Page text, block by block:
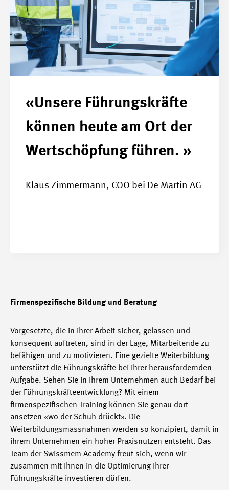
«Unsere Führungskräfte
können heute am Ort der
Wertschöpfung führen. »
Klaus Zimmermann, COO bei De Martin AG
Firmenspezifische Bildung und Beratung
Vorgesetzte, die in ihrer Arbeit sicher, gelassen und
konsequent auftreten, sind in der Lage, Mitarbeitende zu
befähigen und zu motivieren. Eine gezielte Weiterbildung
unterstützt die Führungskräfte bei ihrer herausfordernden
Aufgabe. Sehen Sie in Ihrem Unternehmen auch Bedarf bei
der Führungskräfteentwicklung? Mit einem
firmenspezifischen Training können Sie genau dort
ansetzen «wo der Schuh drückt». Die
Weiterbildungsmassnahmen werden so konzipiert, damit in
ihrem Unternehmen ein hoher Praxisnutzen entsteht. Das
Team der Swissmem Academy freut sich, wenn wir
zusammen mit Ihnen in die Optimierung Ihrer
Führungskräfte investieren dürfen.